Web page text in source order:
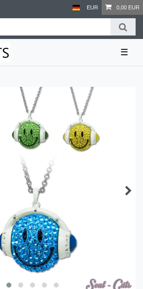
EUR 0,00 EUR
☰